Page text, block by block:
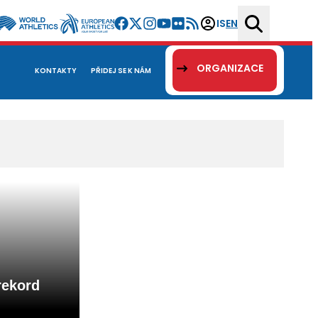
ISEN
KONTAKTY PŘIDEJ SE K NÁM ORGANIZACE